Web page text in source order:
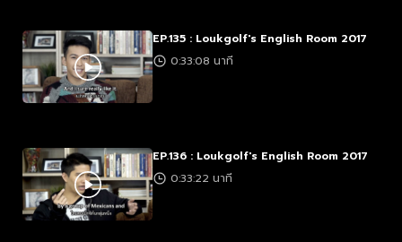
EP.135 : Loukgolf's English Room 2017
0:33:08 นาที
EP.136 : Loukgolf's English Room 2017
0:33:22 นาที